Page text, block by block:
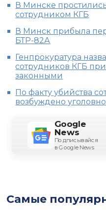
В Минске
сотрудником КГБ
В Минск прибыла
БТР-82А
Генпрокуратура
сотрудников КГБ
законными
По факту убийства
возбуждено
Google
News
Подписывайся
в Google News
Самые